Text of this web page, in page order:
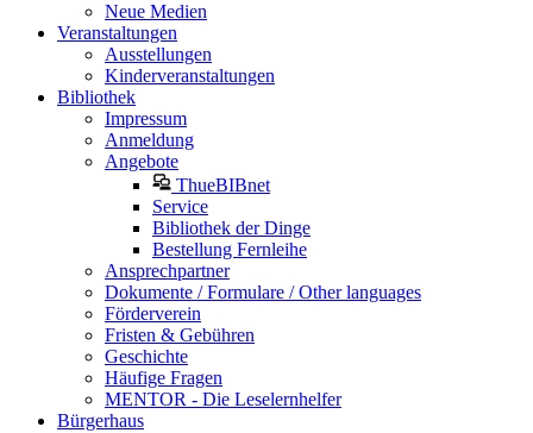
Neue Medien
Veranstaltungen
Ausstellungen
Kinderveranstaltungen
Bibliothek
Impressum
Anmeldung
Angebote
ThueBIBnet
Service
Bibliothek der Dinge
Bestellung Fernleihe
Ansprechpartner
Dokumente / Formulare / Other languages
Förderverein
Fristen & Gebühren
Geschichte
Häufige Fragen
MENTOR - Die Leselernhelfer
Bürgerhaus